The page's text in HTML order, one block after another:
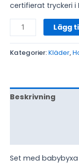
certifierat tryckeri i
Lägg
Kategorier:Kläder,
Beskrivning
Set med